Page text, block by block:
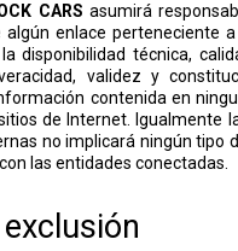
CARS asumirá
enlace perteneciente
disponibilidad técnica,
validez y
contenida en
de Internet. Igualmente
no implicará ningún tipo
las entidades conectadas.